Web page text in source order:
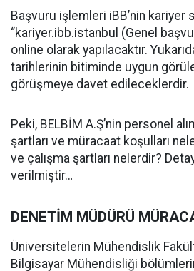
Başvuru işlemleri iBB’nin kariyer
“kariyer.ibb.istanbul (Genel
online olarak yapılacaktır.
tarihlerinin bitiminde uygun
görüşmeye davet edileceklerdir.
Peki, BELBİM A.Ş’nin personel
şartları ve müracaat koşulları
ve çalışma şartları nelerdir?
verilmiştir…
DENETİM MÜDÜRÜ
Üniversitelerin Mühendislik
Bilgisayar Mühendisliği